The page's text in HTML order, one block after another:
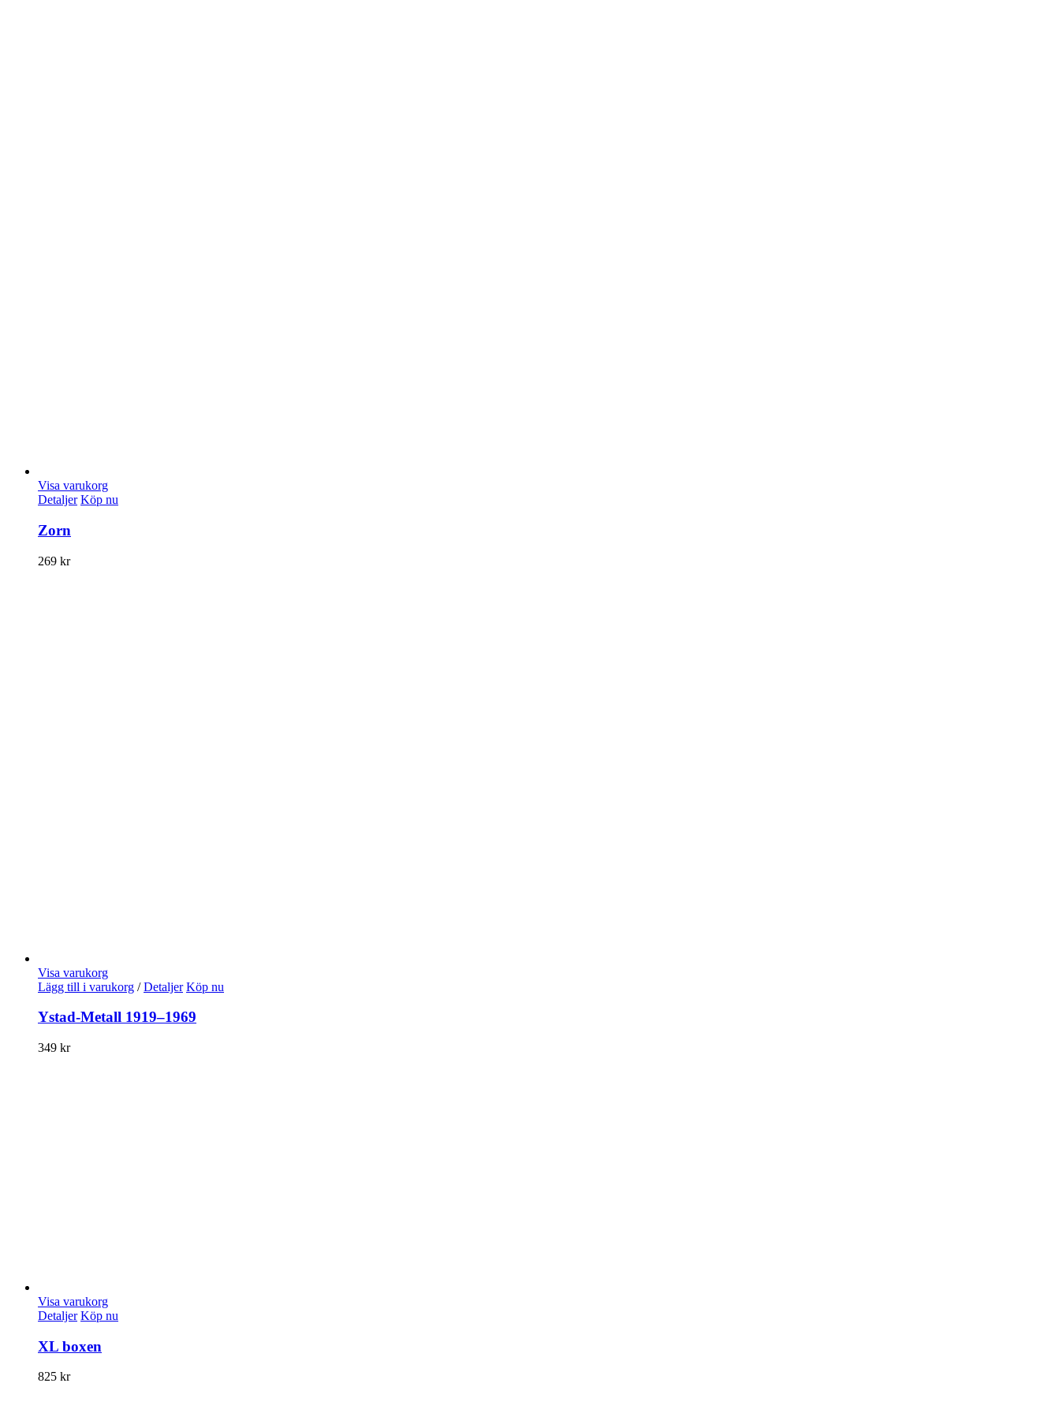
Visa varukorg
Detaljer Köp nu
Zorn
269 kr
Visa varukorg
Lägg till i varukorg / Detaljer Köp nu
Ystad-Metall 1919–1969
349 kr
Visa varukorg
Detaljer Köp nu
XL boxen
825 kr